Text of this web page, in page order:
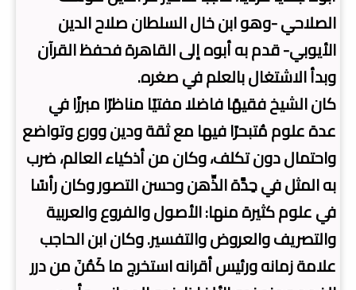
الصلاحي -وهو ابن خال السلطان صلاح الدين
الأيوبي- قدم به أبوه إلى القاهرة فحفظ القرآن
وبدأ الاشتغال بالعلم في صغره.
كان الشيخ فقيهًا فاضلا مفتيًا مناظرًا مبرزًا في
عدة علوم مُتبحرًا فيها مع ثقة ودين وورع وتواضع
واحتمال دون تكلف، وكان من أذكياء العالم، ضرب
به المثل في حِدَّة الذِّهن وحسن التصور وكان رأسًا
في علوم كثيرة منها: الأصول والفروع والعربية
والتصريف والعروض والتفسير. وكان ابن الحاجب
علامة زمانه ورئيس أقرانه استخرج ما كَمُنَ من درر